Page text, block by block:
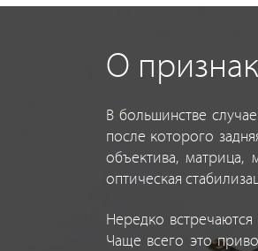
О
В большинстве
после которого
объектива,
оптическая
Нередко
Чаще всего это